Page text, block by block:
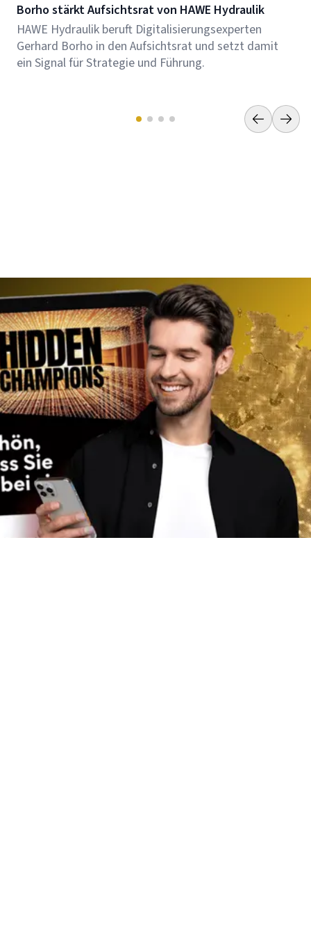
Borho stärkt Aufsichtsrat von HAWE Hydraulik
HAWE Hydraulik beruft Digitalisierungsexperten
Gerhard Borho in den Aufsichtsrat und setzt damit
ein Signal für Strategie und Führung.